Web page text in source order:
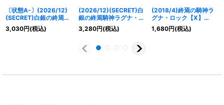
〔状態A-〕(2026/12)
(SECRET)白銀の終焉騎
神ラグナ・ロック【X-
SEC】{BS75-X07}
3,030円(税込)
(2026/12)(SECRET)白
銀の終焉騎神ラグナ・ロ
ック【X-SEC】{BS75-
X07}《多》
3,280円(税込)
(2018/4)終焉の騎神ラ
グナ・ロック【X】
{BS43-RVX05}《多》
1,680円(税込)